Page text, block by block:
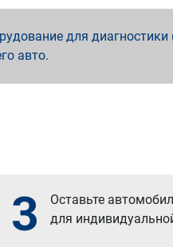
для диагностики
авто.
3
Оставьте
для